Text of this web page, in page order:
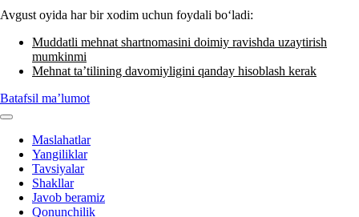
Avgust oyida har bir хodim uchun foydali boʻladi:
Muddatli mehnat shartnomasini doimiy ravishda uzaytirish
mumkinmi
Mehnat ta’tilining davomiyligini qanday hisoblash kerak
Batafsil ma’lumot
Maslahatlar
Yangiliklar
Tavsiyalar
Shakllar
Javob beramiz
Qonunchilik